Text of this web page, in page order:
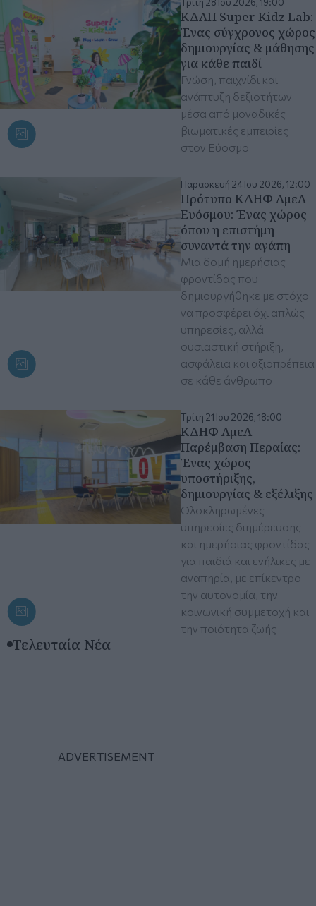
Τρίτη 28 Ιου 2026, 19:00
ΚΔΑΠ Super Kidz Lab:
Ένας σύγχρονος χώρος
δημιουργίας & μάθησης
για κάθε παιδί
Γνώση, παιχνίδι και
ανάπτυξη δεξιοτήτων
μέσα από μοναδικές
βιωματικές εμπειρίες
στον Εύοσμο
Παρασκευή 24 Ιου 2026, 12:00
Πρότυπο ΚΔΗΦ ΑμεΑ
Ευόσμου: Ένας χώρος
όπου η επιστήμη
συναντά την αγάπη
Μια δομή ημερήσιας
φροντίδας που
δημιουργήθηκε με στόχο
να προσφέρει όχι απλώς
υπηρεσίες, αλλά
ουσιαστική στήριξη,
ασφάλεια και αξιοπρέπεια
σε κάθε άνθρωπο
Τρίτη 21 Ιου 2026, 18:00
ΚΔΗΦ ΑμεΑ
Παρέμβαση Περαίας:
Ένας χώρος
υποστήριξης,
δημιουργίας & εξέλιξης
Ολοκληρωμένες
υπηρεσίες διημέρευσης
και ημερήσιας φροντίδας
για παιδιά και ενήλικες με
αναπηρία, με επίκεντρο
την αυτονομία, την
κοινωνική συμμετοχή και
την ποιότητα ζωής
Τελευταία Νέα